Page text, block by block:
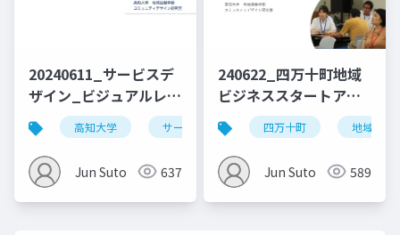
20240611_サービスデ
ザイン_ビジュアルレポ
ート_Day2_公開用
高知大学 サービスデザイン デザイン思考
Jun Suto 637
240622_四万十町地域
ビジネススタートアッ
ププログラム_vol.1
四万十町 地域ビジ
Jun Suto 589